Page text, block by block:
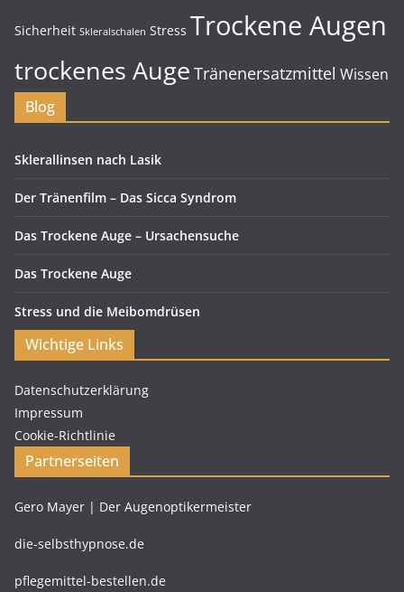
Sicherheit Skleralschalen Stress Trockene Augen
trockenes Auge Tränenersatzmittel Wissen
Blog
Sklerallinsen nach Lasik
Der Tränenfilm – Das Sicca Syndrom
Das Trockene Auge – Ursachensuche
Das Trockene Auge
Stress und die Meibomdrüsen
Wichtige Links
Datenschutzerklärung
Impressum
Cookie-Richtlinie
Partnerseiten
Gero Mayer | Der Augenoptikermeister
die-selbsthypnose.de
pflegemittel-bestellen.de